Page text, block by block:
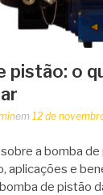
pistão: o
em 12 de
a bomba de
aplicações e
de pistão